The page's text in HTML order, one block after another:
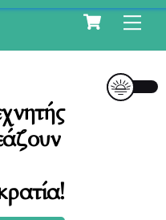
Cart